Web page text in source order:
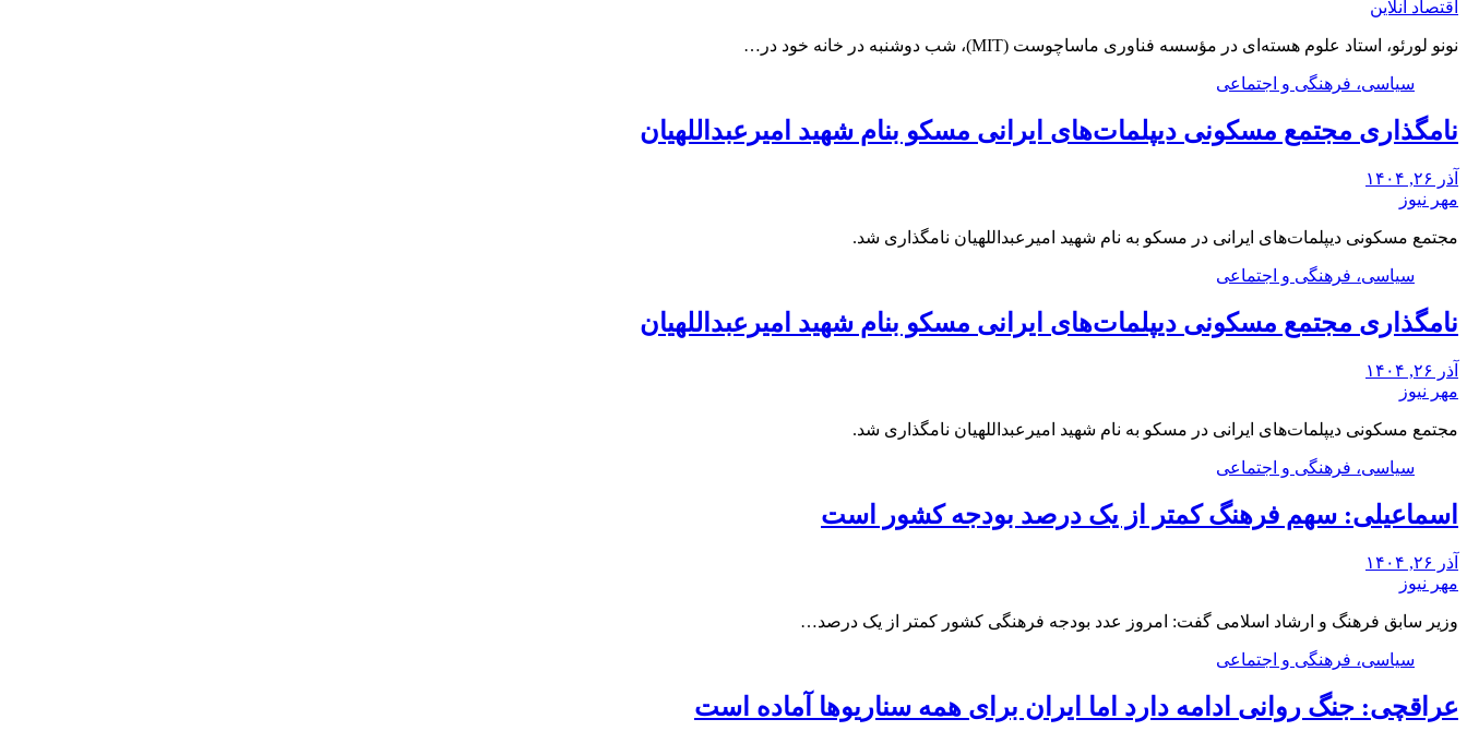
اقتصاد آنلاین
نونو لورئو، استاد علوم هسته‌ای در مؤسسه فناوری ماساچوست (MIT)، شب دوشنبه در خانه خود در…
سیاسی، فرهنگی و اجتماعی
نامگذاری مجتمع مسکونی دیپلمات‌های ایرانی مسکو بنام شهید امیرعبداللهیان
آذر ۲۶, ۱۴۰۴
مهر نیوز
مجتمع مسکونی دیپلمات‌های ایرانی در مسکو به نام شهید امیرعبداللهیان نامگذاری شد.
سیاسی، فرهنگی و اجتماعی
نامگذاری مجتمع مسکونی دیپلمات‌های ایرانی مسکو بنام شهید امیرعبداللهیان
آذر ۲۶, ۱۴۰۴
مهر نیوز
مجتمع مسکونی دیپلمات‌های ایرانی در مسکو به نام شهید امیرعبداللهیان نامگذاری شد.
سیاسی، فرهنگی و اجتماعی
اسماعیلی: سهم فرهنگ کمتر از یک درصد بودجه کشور است
آذر ۲۶, ۱۴۰۴
مهر نیوز
وزیر سابق فرهنگ و ارشاد اسلامی گفت: امروز عدد بودجه فرهنگی کشور کمتر از یک درصد…
سیاسی، فرهنگی و اجتماعی
عراقچی: جنگ روانی ادامه دارد اما ایران برای همه سناریوها آماده است